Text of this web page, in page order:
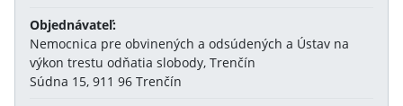
Objednávateľ:
Nemocnica pre obvinených a odsúdených a Ústav na
výkon trestu odňatia slobody, Trenčín
Súdna 15, 911 96 Trenčín